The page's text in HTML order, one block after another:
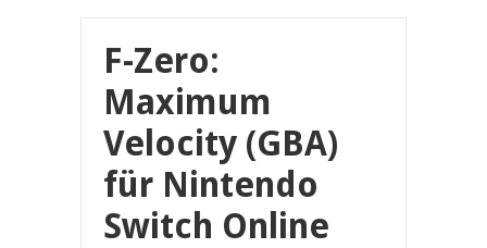
F-Zero:
Maximum
Velocity (GBA)
für Nintendo
Switch Online